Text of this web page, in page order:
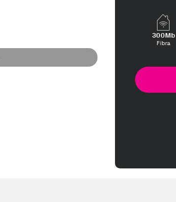
300Mb
Fibra